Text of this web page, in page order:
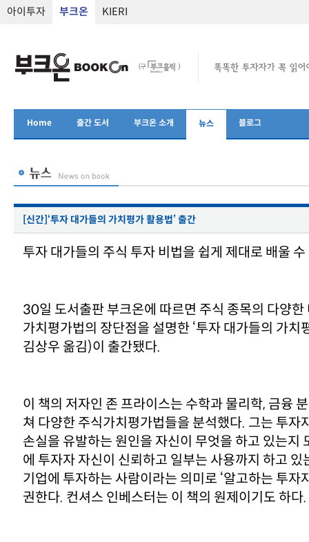
아이투자 부크온 KIERI
Home 출간 도서 부크온 소개 뉴스 블로그
[신간]‘투자 대가들의 가치평가 활용법’ 출간
투자 대가들의 주식 투자 비법을 쉽게 제대로 배울
30일 도서출판 부크온에 따르면 주식 종목의 다양
가치평가법의 장단점을 설명한 ‘투자 대가들의 가치
김상우 옮김)이 출간됐다.
이 책의 저자인 존 프라이스는 수학과 물리학, 금융
쳐 다양한 주식가치평가법들을 분석했다. 그는 투자
손실을 유발하는 원인을 자신이 무엇을 하고 있는지
에 투자자 자신이 신뢰하고 일부는 사용까지 하고
기업에 투자하는 사람이라는 의미로 ‘알고하는 투자
권한다. 컨셔스 인베스터는 이 책의 원제이기도 하다.